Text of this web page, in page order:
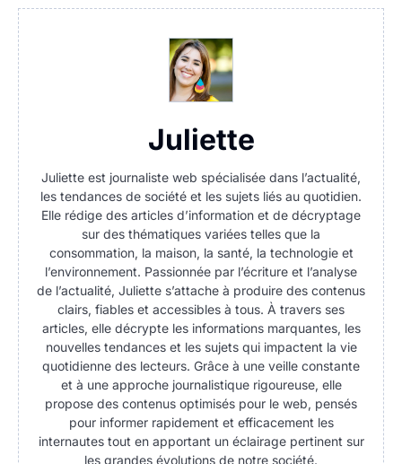
Juliette
Juliette est journaliste web spécialisée dans l’actualité,
les tendances de société et les sujets liés au quotidien.
Elle rédige des articles d’information et de décryptage
sur des thématiques variées telles que la
consommation, la maison, la santé, la technologie et
l’environnement. Passionnée par l’écriture et l’analyse
de l’actualité, Juliette s’attache à produire des contenus
clairs, fiables et accessibles à tous. À travers ses
articles, elle décrypte les informations marquantes, les
nouvelles tendances et les sujets qui impactent la vie
quotidienne des lecteurs. Grâce à une veille constante
et à une approche journalistique rigoureuse, elle
propose des contenus optimisés pour le web, pensés
pour informer rapidement et efficacement les
internautes tout en apportant un éclairage pertinent sur
les grandes évolutions de notre société.